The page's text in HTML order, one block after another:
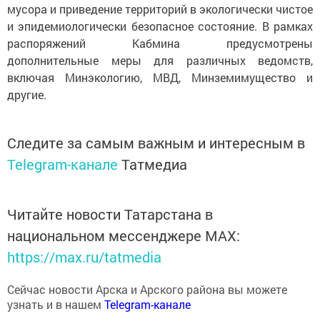
мусора и приведение территорий в экологически чистое
и эпидемиологически безопасное состояние. В рамках
распоряжений Кабмина предусмотрены
дополнительные меры для различных ведомств,
включая Минэкологию, МВД, Минземимущество и
другие.
Следите за самым важным и интересным в
Telegram-канале Татмедиа
Читайте новости Татарстана в
национальном мессенджере MАХ:
https://max.ru/tatmedia
Сейчас новости Арска и Арского района вы можете
узнать и в нашем Telegram-канале